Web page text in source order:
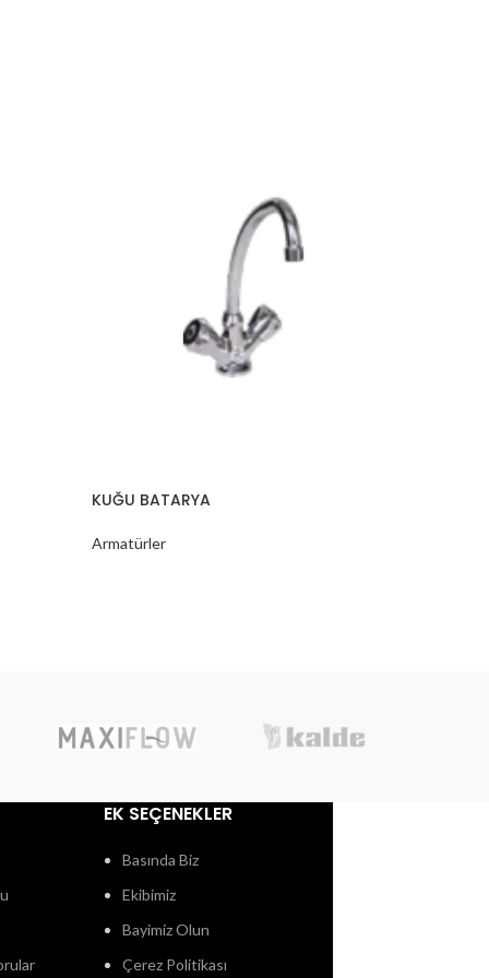
KUĞU BATARYA
Armatürler
EK SEÇENEKLER
Basında Biz
Ekibimiz
Bayimiz Olun
Çerez Politikası